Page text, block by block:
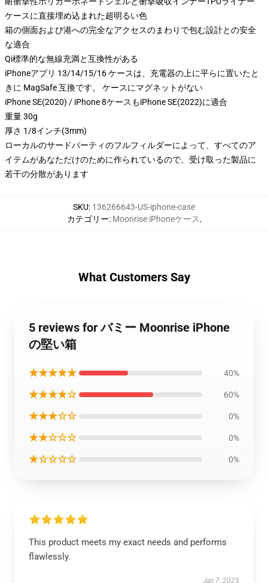
ケースに直接埋め込まれた超明るい色
箱の側面および港への完全なアクセスのまわりで包む設計との安全
な適合
Qi標準的な無線充満と互換性がある
iPhoneアプリ 13/14/15/16 ケースは、充電器の上に平らに置いたと
きに MagSafe 互換です。 ケースにマグネットがない
iPhone SE(2020) / iPhone 8ケースもiPhone SE(2022)に適合
重量 30g
厚さ 1/8インチ(3mm)
ローカルのサードパーティのフルフィルダーによって、すべてのア
イテムがあなただけのために作られているので、受け取った製品に
若干の分散があります
SKU: 136266643-US-iphone-case
カテゴリー: Moonrise iPhoneケース,
What Customers Say
5 reviews for バミー Moonrise iPhone
の堅い箱
★★★★★ 40%
★★★★☆ 60%
★★★☆☆ 0%
★★☆☆☆ 0%
★☆☆☆☆ 0%
This product meets my exact needs and performs
flawlessly.
Jan 7, 2025